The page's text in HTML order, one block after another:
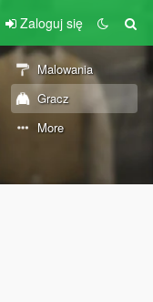
Zaloguj się
Malowania
Gracz
More